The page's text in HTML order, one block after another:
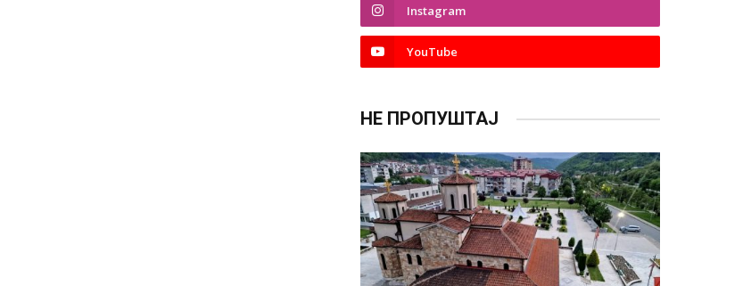
Instagram
YouTube
НЕ ПРОПУШТАЈ